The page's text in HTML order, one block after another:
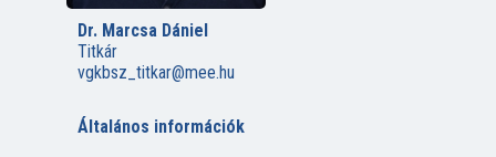
Dr. Marcsa Dániel
Titkár
vgkbsz_titkar@mee.hu
Általános információk